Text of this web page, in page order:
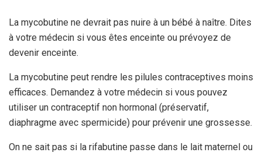
La mycobutine ne devrait pas nuire à un bébé à naître. Dites
à votre médecin si vous êtes enceinte ou prévoyez de
devenir enceinte.
La mycobutine peut rendre les pilules contraceptives moins
efficaces. Demandez à votre médecin si vous pouvez
utiliser un contraceptif non hormonal (préservatif,
diaphragme avec spermicide) pour prévenir une grossesse.
On ne sait pas si la rifabutine passe dans le lait maternel ou